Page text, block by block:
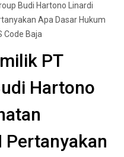
Budi Hartono Linardi
Apa Dasar Hukum
Code Baja
PT
Hartono
Pertanyakan